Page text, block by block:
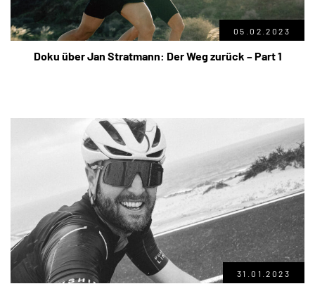
05.02.2023
Doku über Jan Stratmann: Der Weg zurück – Part 1
31.01.2023